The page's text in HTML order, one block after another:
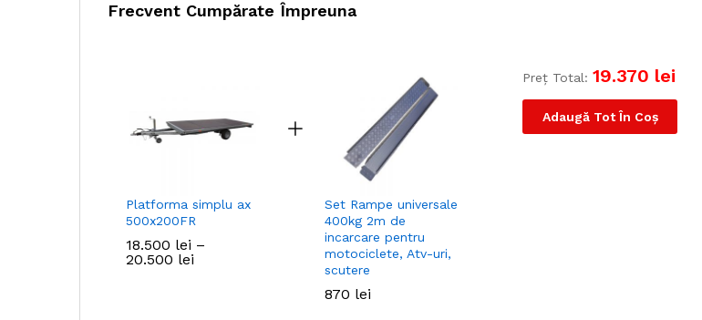
Frecvent Cumpărate Împreuna
Platforma simplu ax
500x200FR
18.500 lei –
20.500 lei
Set Rampe universale
400kg 2m de
incarcare pentru
motociclete, Atv-uri,
scutere
870 lei
Preț Total: 19.370 lei
Adaugă Tot În Coș